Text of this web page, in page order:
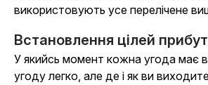
використовують усе перелічене
Встановлення цілей
У якийсь момент кожна угода має
угоду легко, але де і як ви